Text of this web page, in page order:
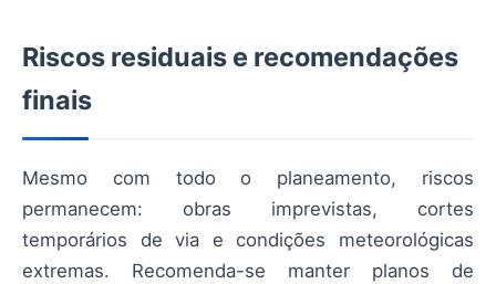
Riscos residuais e recomendações
finais
Mesmo com todo o planeamento, riscos
permanecem: obras imprevistas, cortes
temporários de via e condições meteorológicas
extremas. Recomenda-se manter planos de